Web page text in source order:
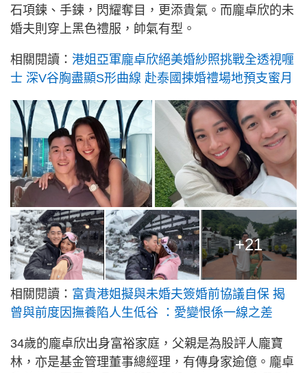
石項鍊、手鍊，閃耀奪目，更添貴氣。而龐卓欣的未
婚夫則穿上黑色禮服，帥氣有型。
相關閱讀： 港姐亞軍龐卓欣絕美婚紗照挑戰全透視喱
士 深V谷胸盡顯S形曲線 赴泰國揀婚禮場地預支蜜月
+21
相關閱讀： 富貴港姐擬與未婚夫簽婚前協議自保 揭
曾與前度因撫養陷人生低谷 ：愛變恨係一線之差
34歲的龐卓欣出身富裕家庭，父親是為股評人龐寶
林，亦是基金管理董事總經理，有傳身家逾億。龐卓